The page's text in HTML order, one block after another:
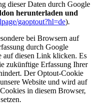
dieser Daten durch Google
herunterladen und
gaoptout?hl=de).
bei Browsern auf
durch Google
auf diesen Link klicken. Es
zukünftige Erfassung Ihrer
Der Optout-Cookie
Website und wird auf
in diesem Browser,